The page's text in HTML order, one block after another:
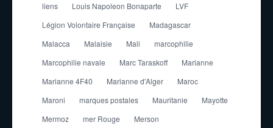
liens
Louis Napoleon Bonaparte
LVF
Légion Volontaire Française
Madagascar
Malacca
Malaisie Mali
marcophilie
Marcophilie navale
Marc Taraskoff
Marianne
Marianne 4F40
Marianne d'Alger
Maroc
Maroni
marques postales Mauritanie
Mayotte
Mermoz
mer Rouge
Merson